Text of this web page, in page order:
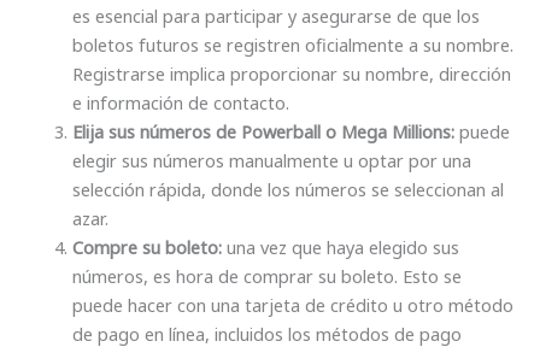
es esencial para participar y asegurarse de que los
boletos futuros se registren oficialmente a su nombre.
Registrarse implica proporcionar su nombre, dirección
e información de contacto.
Elija sus números de Powerball o Mega Millions: puede
elegir sus números manualmente u optar por una
selección rápida, donde los números se seleccionan al
azar.
Compre su boleto: una vez que haya elegido sus
números, es hora de comprar su boleto. Esto se
puede hacer con una tarjeta de crédito u otro método
de pago en línea, incluidos los métodos de pago